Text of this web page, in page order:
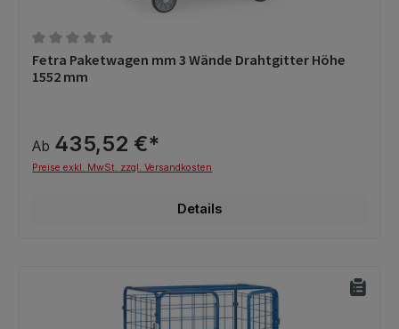
Durchschnittliche Bewertung von 0 von 5 Sternen
Fetra Paketwagen mm 3 Wände Drahtgitter Höhe
1552 mm
Ab 435,52 €*
Preise exkl. MwSt. zzgl. Versandkosten
Details